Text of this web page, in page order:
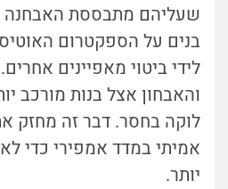
שעליהם מתבססת האבחנה
בנים על הספקטרום
לידי ביטוי מאפיינים
והאבחון אצל בנות מורכב
לוקה בחסר. דבר זה מחזק
אמיתי במדד אמפירי כדי
יותר.